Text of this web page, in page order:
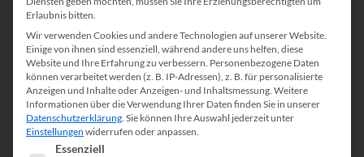
Nationalität, ethnischer
und sozialer Herkunft,
Religion, Alter oder
sexueller Orientierung.
Erlaubnis bitten.
Wir verwenden Cookies und andere Technologien auf unserer Website.
Einige von ihnen sind essenziell, während andere uns helfen, diese
Website und Ihre Erfahrung zu verbessern. Personenbezogene Daten
können verarbeitet werden (z. B. IP-Adressen), z. B. für personalisierte
Anzeigen und Inhalte oder Anzeigen- und Inhaltsmessung. Weitere
Informationen über die Verwendung Ihrer Daten finden Sie in unserer
Datenschutzerklärung. Sie können Ihre Auswahl jederzeit unter
Einstellungen widerrufen oder anpassen.
Es folgt eine Liste der Service-Gruppen, für die eine
Essenziell